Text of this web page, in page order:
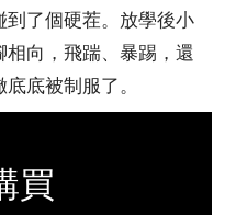
了個硬茬。放學後小
向，飛踹、暴踢，還
底被制服了。
買